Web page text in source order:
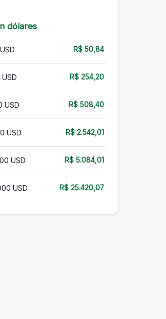
dólares
R$ 50,84
R$ 254,20
USD R$ 508,40
USD R$ 2.542,01
USD R$ 5.084,01
USD R$ 25.420,07